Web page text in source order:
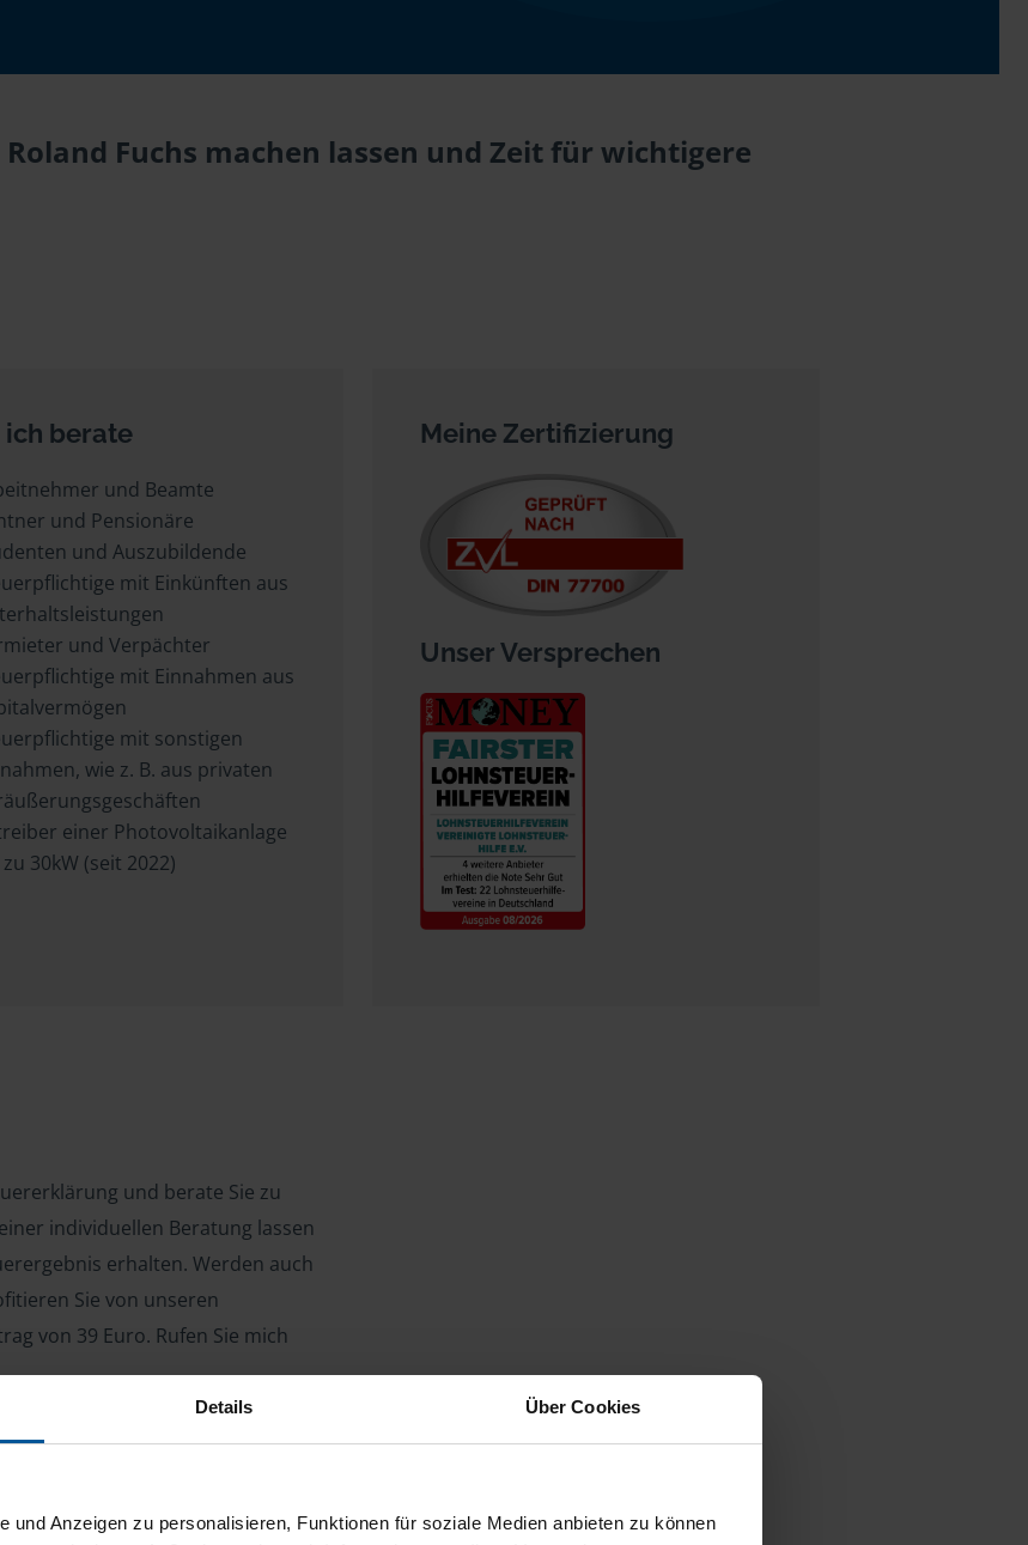
Details Über Cookies
und Anzeigen zu personalisieren, Funktionen für soziale Medien anbieten zu können
Fuchs machen lassen und Zeit für wichtigere
ich berate
und Beamte
und Pensionäre
und Auszubildende
mit Einkünften aus
und Verpächter
mit Einnahmen aus
mit sonstigen
wie z. B. aus privaten
einer Photovoltaikanlage
30kW (seit 2022)
Meine Zertifizierung
Unser Versprechen
und berate Sie zu
individuellen Beratung lassen
erhalten. Werden auch
Sie von unseren
von 39 Euro. Rufen Sie mich
Beamte, Auszubildende,
(StBerG). Auch bei Einkünften
Dienstleister für Sie.